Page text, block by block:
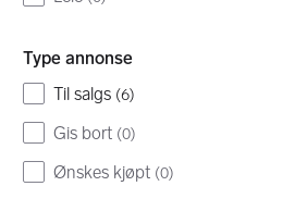
Type annonse
Til salgs (6)
Gis bort (0)
Ønskes kjøpt (0)